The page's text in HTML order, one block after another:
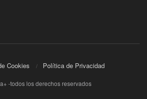
Cookies Política de Privacidad
-todos los derechos reservados